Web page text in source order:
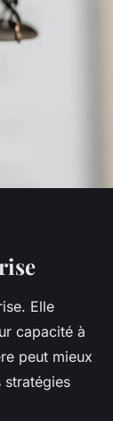
Elle
capacité à
peut mieux
stratégies